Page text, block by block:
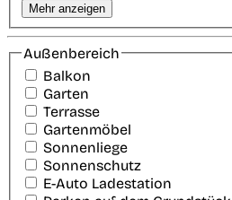
Mehr anzeigen
Außenbereich
Balkon
Garten
Terrasse
Gartenmöbel
Sonnenliege
Sonnenschutz
E-Auto Ladestation